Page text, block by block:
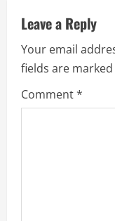
e
R
e
Leave a Reply
Your email
fields are marked
Comment*